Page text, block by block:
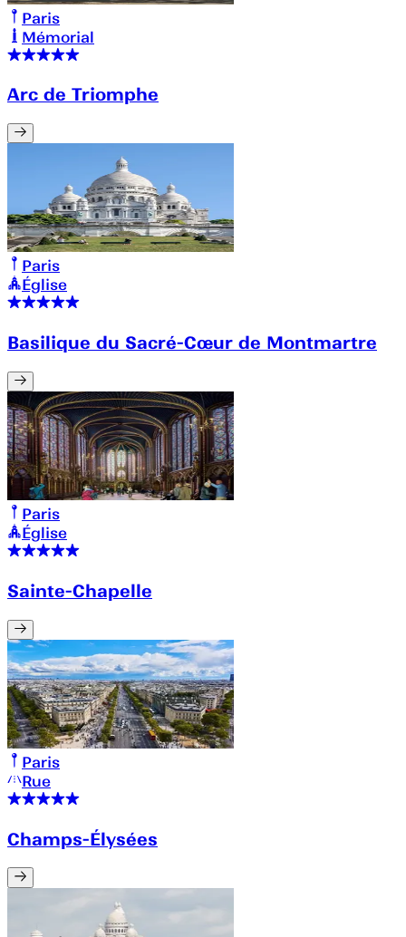
Paris
Mémorial
Arc de Triomphe
Paris
Église
Basilique du Sacré-Cœur de Montmartre
Paris
Église
Sainte-Chapelle
Paris
Rue
Champs-Élysées